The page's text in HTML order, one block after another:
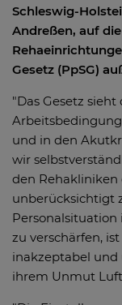
Schleswig-
Andreßen, auf
Gesetz (PpSG)
"Das Gesetz
und in den
wir
den
unberücksichtigt
Personalsituation
zu verschärfen,
inakzeptabel
ihrem Unmut